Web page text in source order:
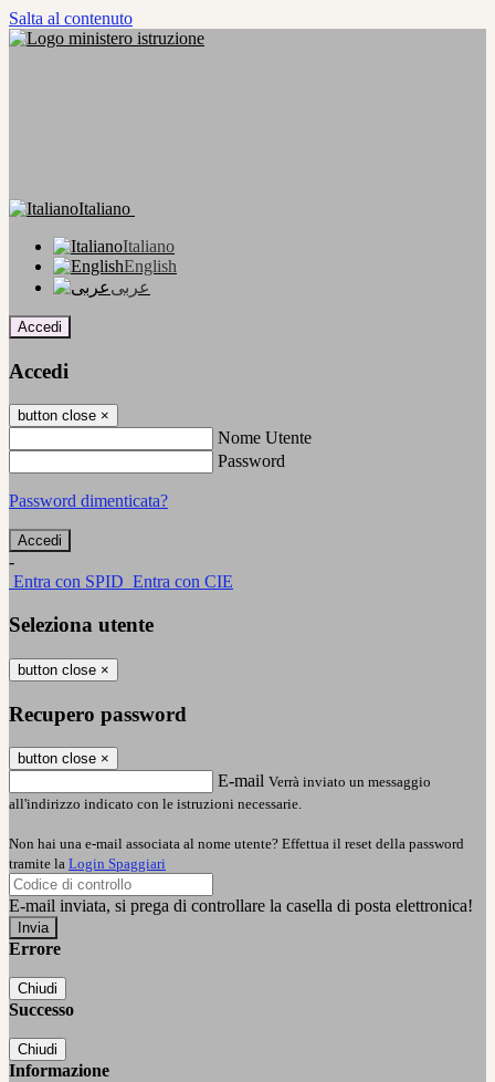
Salta al contenuto
Italiano
Italiano
English
عربى
Accedi
Accedi
button close ×
Nome Utente
Password
Password dimenticata?
-
Entra con SPID Entra con CIE
Seleziona utente
button close ×
Recupero password
button close ×
E-mail Verrà inviato un messaggio
all'indirizzo indicato con le istruzioni necessarie.
Non hai una e-mail associata al nome utente? Effettua il reset della password
tramite la Login Spaggiari
E-mail inviata, si prega di controllare la casella di posta elettronica!
Errore
Chiudi
Successo
Chiudi
Informazione